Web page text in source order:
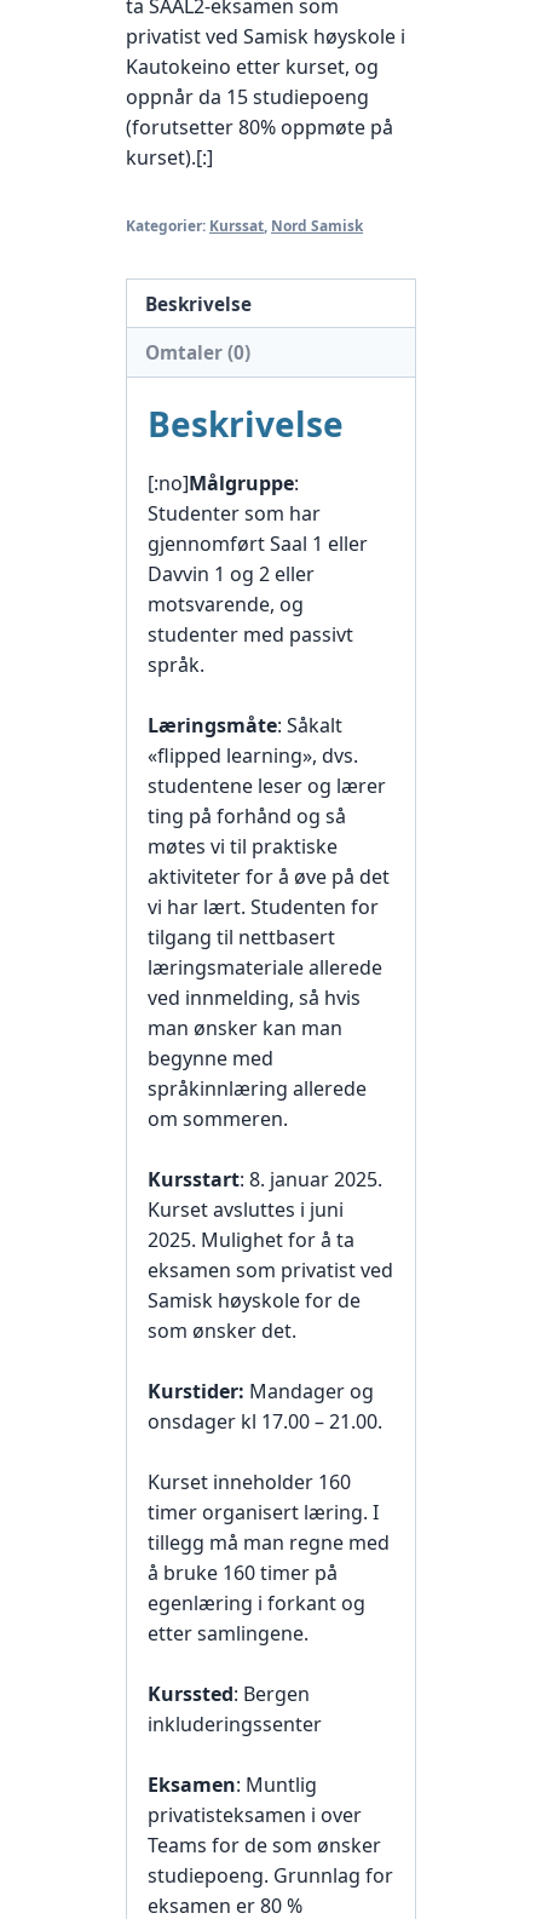
ta SAAL2-eksamen som
privatist ved Samisk høyskole i
Kautokeino etter kurset, og
oppnår da 15 studiepoeng
(forutsetter 80% oppmøte på
kurset).[:]
Kategorier: Kurssat Nord Samisk
Beskrivelse
Omtaler (0)
Beskrivelse
[:no]Målgruppe:
Studenter som har
gjennomført Saal 1 eller
Davvin 1 og 2 eller
motsvarende, og
studenter med passivt
språk.
Læringsmåte: Såkalt
«flipped learning», dvs.
studentene leser og lærer
ting på forhånd og så
møtes vi til praktiske
aktiviteter for å øve på det
vi har lært. Studenten for
tilgang til nettbasert
læringsmateriale allerede
ved innmelding, så hvis
man ønsker kan man
begynne med
språkinnlæring allerede
om sommeren.
Kursstart: 8. januar 2025.
Kurset avsluttes i juni
2025. Mulighet for å ta
eksamen som privatist ved
Samisk høyskole for de
som ønsker det.
Kurstider: Mandager og
onsdager kl 17.00 – 21.00.
Kurset inneholder 160
timer organisert læring. I
tillegg må man regne med
å bruke 160 timer på
egenlæring i forkant og
etter samlingene.
Kurssted: Bergen
inkluderingssenter
Eksamen: Muntlig
privatisteksamen i over
Teams for de som ønsker
studiepoeng. Grunnlag for
eksamen er 80 %